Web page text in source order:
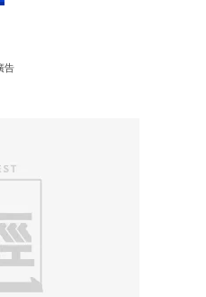
告